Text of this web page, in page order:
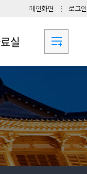
메인화면 로그인
실
다운로드
공수기
트성공수기
달인되기